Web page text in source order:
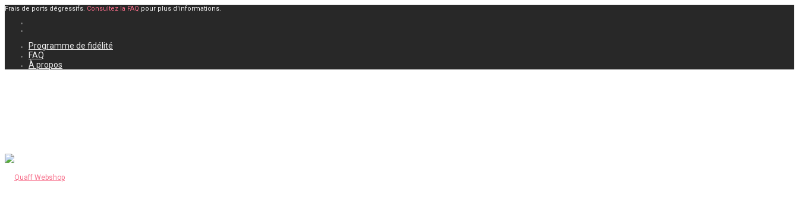
Frais de ports dégressifs. Consultez la FAQ pour plus d'informations.
Programme de fidélité
FAQ
À propos